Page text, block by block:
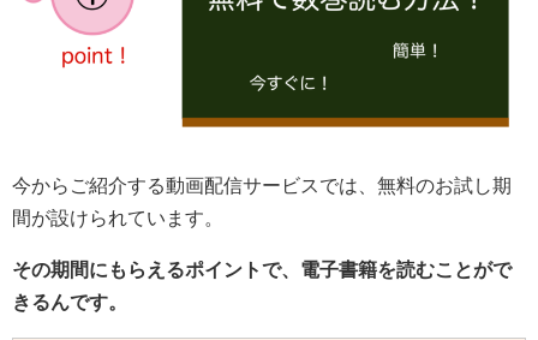
今からご紹介する動画配信サービスでは、無料のお試し期
間が設けられています。
その期間にもらえるポイントで、電子書籍を読むことがで
きるんです。